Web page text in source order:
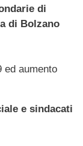
di
di Bolzano
ed aumento
e sindacati